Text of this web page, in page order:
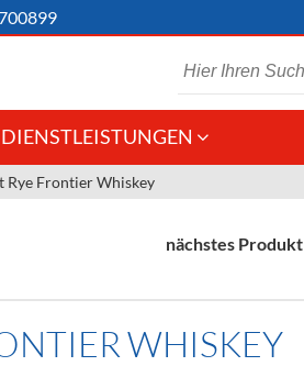
DIENSTLEISTUNGEN
&
Rye Frontier Whiskey
nächstes Produkt
WHISKEY